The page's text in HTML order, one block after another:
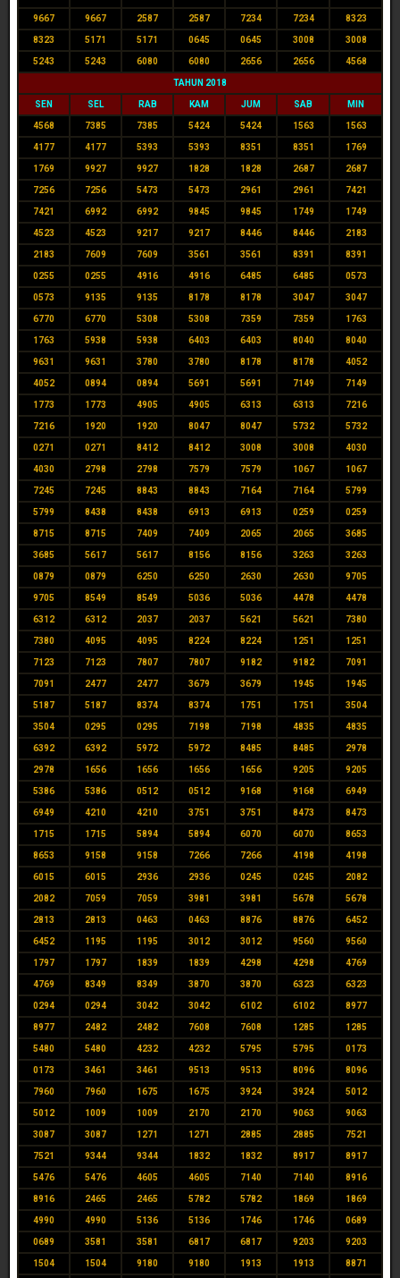
9667 9667 2587 2587 7234 7234 8323
8323 5171 5171 0645 0645 3008 3008
5243 5243 6080 6080 2656 2656 4568
TAHUN 2018
SEN SEL RAB KAM JUM SAB MIN
4568 7385 7385 5424 5424 1563 1563
4177 4177 5393 5393 8351 8351 1769
1769 9927 9927 1828 1828 2687 2687
7256 7256 5473 5473 2961 2961 7421
7421 6992 6992 9845 9845 1749 1749
4523 4523 9217 9217 8446 8446 2183
2183 7609 7609 3561 3561 8391 8391
0255 0255 4916 4916 6485 6485 0573
0573 9135 9135 8178 8178 3047 3047
6770 6770 5308 5308 7359 7359 1763
1763 5938 5938 6403 6403 8040 8040
9631 9631 3780 3780 8178 8178 4052
4052 0894 0894 5691 5691 7149 7149
1773 1773 4905 4905 6313 6313 7216
7216 1920 1920 8047 8047 5732 5732
0271 0271 8412 8412 3008 3008 4030
4030 2798 2798 7579 7579 1067 1067
7245 7245 8843 8843 7164 7164 5799
5799 8438 8438 6913 6913 0259 0259
8715 8715 7409 7409 2065 2065 3685
3685 5617 5617 8156 8156 3263 3263
0879 0879 6250 6250 2630 2630 9705
9705 8549 8549 5036 5036 4478 4478
6312 6312 2037 2037 5621 5621 7380
7380 4095 4095 8224 8224 1251 1251
7123 7123 7807 7807 9182 9182 7091
7091 2477 2477 3679 3679 1945 1945
5187 5187 8374 8374 1751 1751 3504
3504 0295 0295 7198 7198 4835 4835
6392 6392 5972 5972 8485 8485 2978
2978 1656 1656 1656 1656 9205 9205
5386 5386 0512 0512 9168 9168 6949
6949 4210 4210 3751 3751 8473 8473
1715 1715 5894 5894 6070 6070 8653
8653 9158 9158 7266 7266 4198 4198
6015 6015 2936 2936 0245 0245 2082
2082 7059 7059 3981 3981 5678 5678
2813 2813 0463 0463 8876 8876 6452
6452 1195 1195 3012 3012 9560 9560
1797 1797 1839 1839 4298 4298 4769
4769 8349 8349 3870 3870 6323 6323
0294 0294 3042 3042 6102 6102 8977
8977 2482 2482 7608 7608 1285 1285
5480 5480 4232 4232 5795 5795 0173
0173 3461 3461 9513 9513 8096 8096
7960 7960 1675 1675 3924 3924 5012
5012 1009 1009 2170 2170 9063 9063
3087 3087 1271 1271 2885 2885 7521
7521 9344 9344 1832 1832 8917 8917
5476 5476 4605 4605 7140 7140 8916
8916 2465 2465 5782 5782 1869 1869
4990 4990 5136 5136 1746 1746 0689
0689 3581 3581 6817 6817 9203 9203
1504 1504 9180 9180 1913 1913 8871